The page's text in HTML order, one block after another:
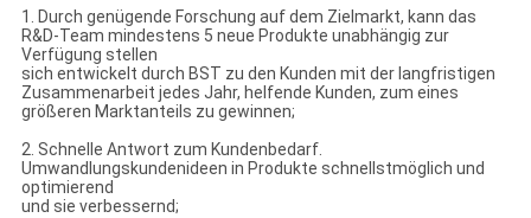
1. Durch genügende Forschung auf dem Zielmarkt, kann das
R&D-Team mindestens 5 neue Produkte unabhängig zur
Verfügung stellen
sich entwickelt durch BST zu den Kunden mit der langfristigen
Zusammenarbeit jedes Jahr, helfende Kunden, zum eines
größeren Marktanteils zu gewinnen;
2. Schnelle Antwort zum Kundenbedarf.
Umwandlungskundenideen in Produkte schnellstmöglich und
optimierend
und sie verbessernd;